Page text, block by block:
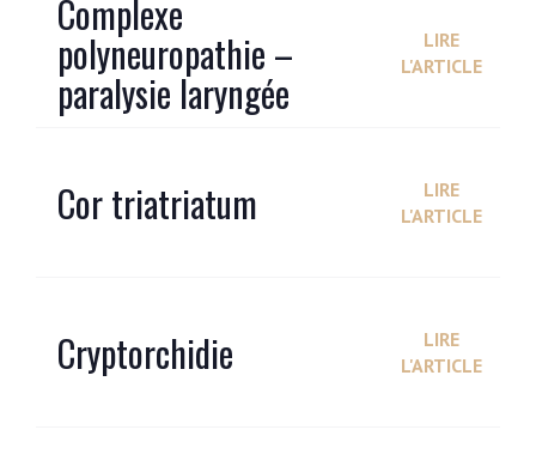
Complexe
polyneuropathie –
paralysie laryngée
LIRE
L'ARTICLE
Cor triatriatum
LIRE
L'ARTICLE
Cryptorchidie
LIRE
L'ARTICLE